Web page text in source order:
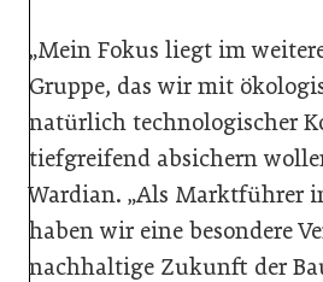
„Mein Fokus liegt im
Gruppe, das wir mit
natürlich technologischer
tiefgreifend absichern
Wardian. „Als Marktführer
haben wir eine besondere
nachhaltige Zukunft der